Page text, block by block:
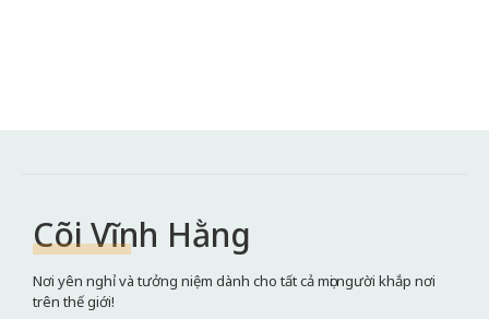
Cõi Vĩnh Hằng
Nơi yên nghỉ và tưởng niệm dành cho tất cả mọi người khắp nơi
trên thế giới!